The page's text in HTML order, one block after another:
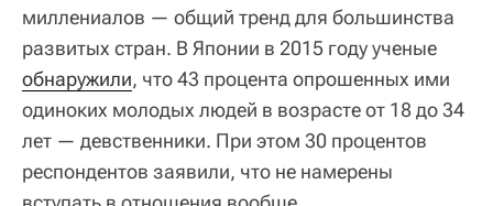
миллениалов — общий тренд для большинства
развитых стран. В Японии в 2015 году ученые
обнаружили, что 43 процента опрошенных ими
одиноких молодых людей в возрасте от 18 до 34
лет — девственники. При этом 30 процентов
респондентов заявили, что не намерены